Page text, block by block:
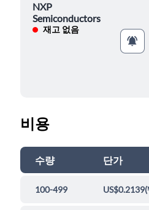
NXP
Semiconductors
재고 없음
비용
수량 단가
100-499 US$0.2139(